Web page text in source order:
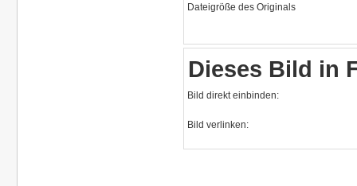
Dateigröße des Originals
Dieses Bild in
Bild direkt einbinden:
Bild verlinken: